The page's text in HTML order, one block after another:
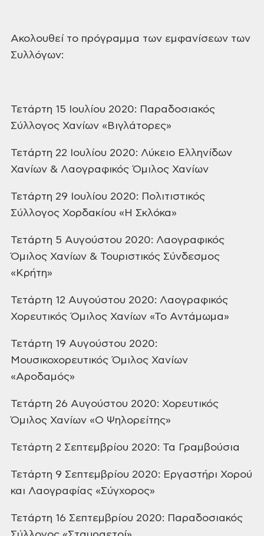
Ακολουθεί το πρόγραμμα των εμφανίσεων των
Συλλόγων:
Τετάρτη 15 Ιουλίου 2020: Παραδοσιακός
Σύλλογος Χανίων «Βιγλάτορες»
Τετάρτη 22 Ιουλίου 2020: Λύκειο Ελληνίδων
Χανίων & Λαογραφικός Όμιλος Χανίων
Τετάρτη 29 Ιουλίου 2020: Πολιτιστικός
Σύλλογος Χορδακίου «Η Σκλόκα»
Τετάρτη 5 Αυγούστου 2020: Λαογραφικός
Όμιλος Χανίων & Τουριστικός Σύνδεσμος
«Κρήτη»
Τετάρτη 12 Αυγούστου 2020: Λαογραφικός
Χορευτικός Όμιλος Χανίων «Το Αντάμωμα»
Τετάρτη 19 Αυγούστου 2020:
Μουσικοχορευτικός Όμιλος Χανίων
«Αροδαμός»
Τετάρτη 26 Αυγούστου 2020: Χορευτικός
Όμιλος Χανίων «Ο Ψηλορείτης»
Τετάρτη 2 Σεπτεμβρίου 2020: Τα Γραμβούσια
Τετάρτη 9 Σεπτεμβρίου 2020: Εργαστήρι Χορού
και Λαογραφίας «Σύγχορος»
Τετάρτη 16 Σεπτεμβρίου 2020: Παραδοσιακός